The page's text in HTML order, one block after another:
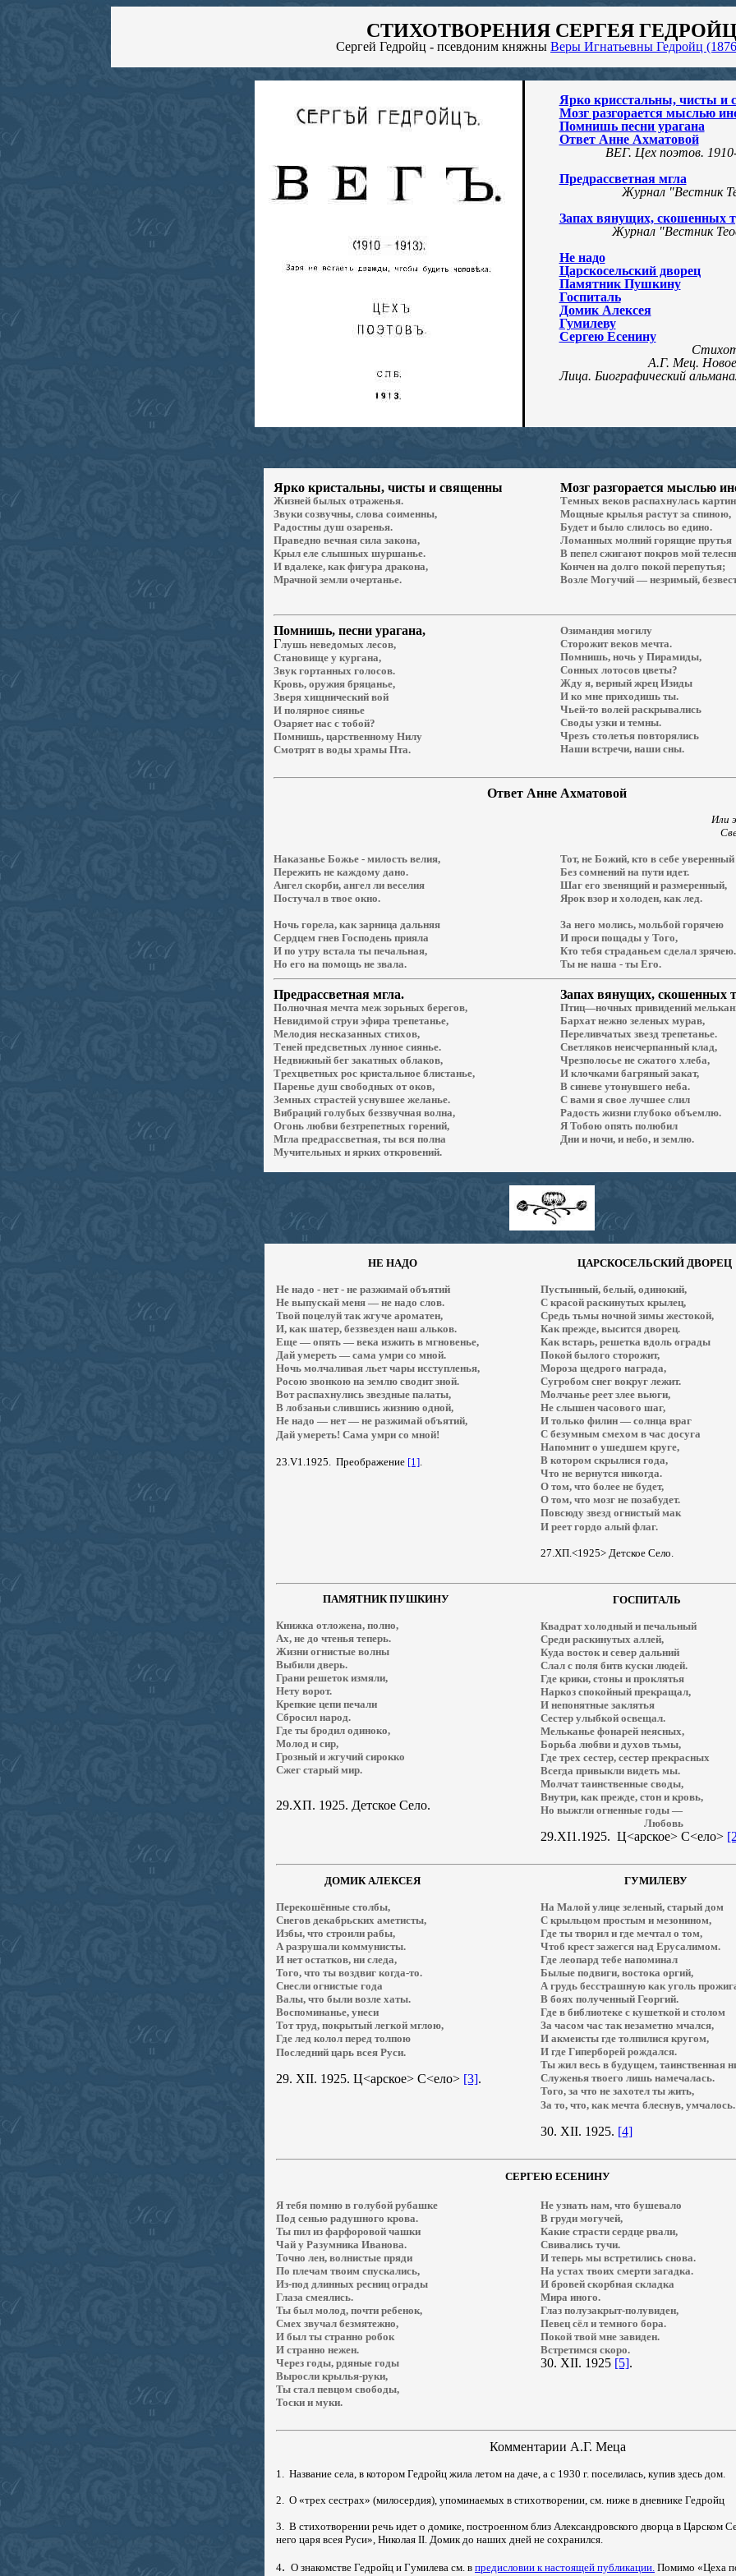
СТИХОТВОРЕНИЯ СЕРГЕЯ
Сергей Гедройц - псевдоним княжны Веры Игнатьевны Гедройц
Ярко крисстальны, чисты и
Мозг разгорается мыслью
Помнишь песни урагана
Ответ Анне Ахматовой
ВЕГ. Цех поэтов.
Предрассветная мгла
Журнал "Вестник
Запах вянущих, скошенных
Журнал "Вестник
Не надо
Царскосельский дворец
Памятник Пушкину
Госпиталь
Домик Алексея
Гумилеву
Сергею Есенину
А.Г. Мец.
Лица. Биографический
Яркокристальны, чисты и священны
Жизней былых отраженья.
Звуки созвучны, слова соименны,
Радостны душ озаренья.
Праведно вечная сила закона,
Крыл еле слышных шуршанье.
И вдалеке, как фигура дракона,
Мрачной земли очертанье.
Мозгразгорается мыслью
Темных веков распахнулась
Мощные крылья растут за спиною,
Будет и было слилось во едино.
Ломанных молний горящие прутья
В пепел сжигают покров мой
Кончен на долго покой перепутья;
Возле Могучий — незримый,
Помнишь, песни урагана,
Глушь неведомых лесов,
Становище у кургана,
Звук гортанных голосов.
Кровь, оружия бряцанье,
Зверя хищнический вой
И полярное сиянье
Озаряет нас с тобой?
Помнишь, царственному Нилу
Смотрят в воды храмы Пта.
Озимандия могилу
Сторожит веков мечта.
Помнишь, ночь у Пирамиды,
Сонных лотосов цветы?
Жду я, верный жрец Изиды
И ко мне приходишь ты.
Чьей-то волей раскрывались
Своды узки и темны.
Чрезъ столетья повторялись
Наши встречи, наши сны.
Ответ Анне Ахматовой
Или
Наказанье Божье - милость велия,
Пережить не каждому дано.
Ангел скорби, ангел ли веселия
Постучал в твое окно.
Ночь горела, как зарница дальняя
Сердцем гнев Господень прияла
И по утру встала ты печальная,
Но его на помощь не звала.
Тот, не Божий, кто в себе уверенный
Без сомнений на пути идет.
Шаг его звенящий и размеренный,
Ярок взор и холоден, как лед.
За него молись, мольбой горячею
И проси пощады у Того,
Кто тебя страданьем сделал зрячею.
Ты не наша - ты Его.
Предрассветнаямгла.
Полночная мечта меж зорьных берегов,
Невидимой струи эфира трепетанье,
Мелодия несказанных стихов,
Теней предсветных лунное сиянье.
Недвижный бег закатных облаков,
Трехцветных рос кристальное блистанье,
Паренье душ свободных от оков,
Земных страстей уснувшее желанье.
Вибраций голубых беззвучная волна,
Огонь любви безтрепетных горений,
Мгла предрассветная, ты вся полна
Мучительных и ярких откровений.
Запахвянущих, скошенных
Птиц—ночных привидений
Бархат нежно зеленых мурав,
Переливчатых звезд трепетанье.
Светляков неисчерпанный клад,
Чрезполосье не сжатого хлеба,
И клочками багряный закат,
В синеве утонувшего неба.
С вами я свое лучшее слил
Радость жизни глубоко объемлю.
Я Тобою опять полюбил
Дни и ночи, и небо, и землю.
НЕ НАДО
Не надо - нет - не разжимай объятий
Не выпускай меня — не надо слов.
Твой поцелуй так жгуче ароматен,
И, как шатер, беззвезден наш альков.
Еще — опять — века изжить в мгновенье,
Дай умереть — сама умри со мной.
Ночь молчаливая льет чары исступленья,
Росою звонкою на землю сводит зной.
Вот распахнулись звездные палаты,
В лобзаньи слившись жизнию одной,
Не надо — нет — не разжимай объятий,
Дай умереть! Сама умри со мной!
23.V1.1925. Преображение [1].
ЦАРСКОСЕЛЬСКИЙ ДВОРЕЦ
Пустынный, белый, одинокий,
С красой раскинутых крылец,
Средь тьмы ночной зимы жестокой,
Как прежде, высится дворец.
Как встарь, решетка вдоль ограды
Покой былого сторожит,
Мороза щедрого награда,
Сугробом снег вокруг лежит.
Молчанье реет злее вьюги,
Не слышен часового шаг,
И только филин — солнца враг
С безумным смехом в час досуга
Напомнит о ушедшем круге,
В котором скрылися года,
Что не вернутся никогда.
О том, что более не будет,
О том, что мозг не позабудет.
Повсюду звезд огнистый мак
И реет гордо алый флаг.
27.ХП.<1925> Детское Село.
ПАМЯТНИК ПУШКИНУ
Книжка отложена, полно,
Ах, не до чтенья теперь.
Жизни огнистые волны
Выбили дверь.
Грани решеток измяли,
Нету ворот.
Крепкие цепи печали
Сбросил народ.
Где ты бродил одиноко,
Молод и сир,
Грозный и жгучий сирокко
Сжег старый мир.
29.ХП. 1925. Детское Село.
ГОСПИТАЛЬ
Квадрат холодный и печальный
Среди раскинутых аллей,
Куда восток и север дальний
Слал с поля битв куски людей.
Где крики, стоны и проклятья
Наркоз спокойный прекращал,
И непонятные заклятья
Сестер улыбкой освещал.
Мельканье фонарей неясных,
Борьба любви и духов тьмы,
Где трех сестер, сестер прекрасных
Всегда привыкли видеть мы.
Молчат таинственные своды,
Внутри, как прежде, стон и кровь,
Но выжгли огненные годы —
Любовь
29.XI1.1925. Ц<арское> С<ело>
ДОМИК АЛЕКСЕЯ
Перекошённые столбы,
Снегов декабрьских аметисты,
Избы, что строили рабы,
А разрушали коммунисты.
И нет остатков, ни следа,
Того, что ты воздвиг когда-то.
Снесли огнистые года
Валы, что были возле хаты.
Воспоминанье, унеси
Тот труд, покрытый легкой мглою,
Где лед колол перед толпою
Последний царь всея Руси.
29. XII. 1925. Ц<арское> С<ело> [3].
ГУМИЛЕВУ
На Малой улице зеленый, старый дом
С крыльцом простым и мезонином,
Где ты творил и где мечтал о том,
Чтоб крест зажегся над Ерусалимом.
Где леопард тебе напоминал
Былые подвиги, востока оргий,
А грудь бесстрашную как уголь
В боях полученный Георгий.
Где в библиотеке с кушеткой и столом
За часом час так незаметно мчался,
И акмеисты где толпилися кругом,
И где Гиперборей рождался.
Ты жил весь в будущем, таинственная
Служенья твоего лишь намечалась.
Того, за что не захотел ты жить,
За то, что, как мечта блеснув, умчалось.
30. XII. 1925. [4]
СЕРГЕЮ ЕСЕНИНУ
Я тебя помню в голубой рубашке
Под сенью радушного крова.
Ты пил из фарфоровой чашки
Чай у Разумника Иванова.
Точно лен, волнистые пряди
По плечам твоим спускались,
Из-под длинных ресниц ограды
Глаза смеялись.
Ты был молод, почти ребенок,
Смех звучал безмятежно,
И был ты странно робок
И странно нежен.
Через годы, рдяные годы
Выросли крылья-руки,
Ты стал певцом свободы,
Тоски и муки.
Не узнать нам, что бушевало
В груди могучей,
Какие страсти сердце рвали,
Свивались тучи.
И теперь мы встретились снова.
На устах твоих смерти загадка.
И бровей скорбная складка
Мира иного.
Глаз полузакрыт-полувиден,
Певец сёл и темного бора.
Покой твой мне завиден.
Встретимся скоро.
30. XII. 1925 [5].
Комментарии А.Г. Меца
1. Название села, в котором Гедройц жила летом на даче, а с 1930 г. поселилась, купив здесь дом.
2. О «трех сестрах» (милосердия), упоминаемых в стихотворении, см. ниже в дневнике Гедройц
3. В стихотворении речь идет о домике, построенном близ Александровского дворца в Царском
него царя всея Руси», Николая II. Домик до наших дней не сохранился.
4. О знакомстве Гедройц и Гумилева см. в предисловии к настоящей публикации. Помимо «Цеха